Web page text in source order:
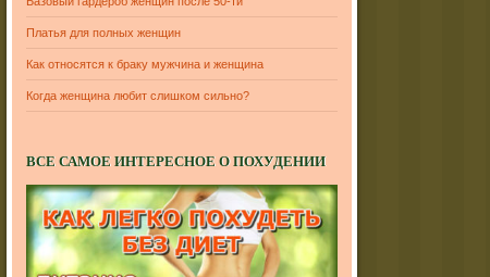
Платья для полных женщин
Как относятся к браку мужчина и женщина
Когда женщина любит слишком сильно?
ВСЕ САМОЕ ИНТЕРЕСНОЕ О ПОХУДЕНИИ